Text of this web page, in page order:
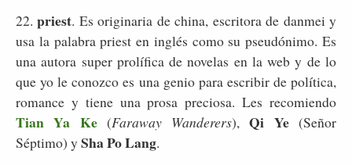
22.priest. Es originaria de china, escritora de danmei y
usa la palabra priest en inglés como su pseudónimo. Es
una autora super prolífica de novelas en la web y de lo
que yo le conozco es una genio para escribir de política,
romance y tiene una prosa preciosa. Les recomiendo
Tian Ya Ke(Faraway Wanderers),Qi Ye(Señor
Séptimo) ySha Po Lang.